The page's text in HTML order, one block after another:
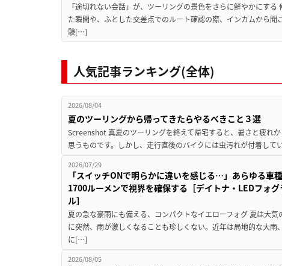
「途切れない会話」が、ツーリングの景色をさらに鮮やかにす
た瞬間や、ふとした交差点でのルート確認の際、インカムから
験[…]
人気記事ランキング(全体)
2026/08/04
夏のツーリングから帰ってきたらやるべきこと３選
Screenshot 真夏のツーリングを終えて帰宅すると、暑さと疲れ
思うものです。しかし、走行直後のバイクには虫汚れが付着し
2026/07/29
「スイッチONで明らかに違いを感じる…」あらゆる車
1700ルーメンで視界を確保する［デイトナ・LEDフォ
ル］
夏の急な豪雨にも備える、コンパクトなイエローフォグ 夏は大
に突然、雨が激しくなることも珍しくない。近年は局地的な大雨
に[…]
2026/08/05